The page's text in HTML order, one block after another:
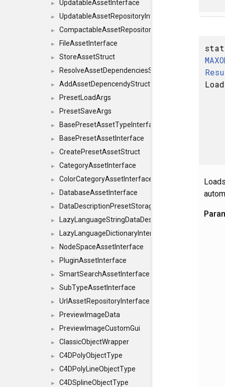
► UpdatableAssetInterface
► UpdatableAssetRepositoryInterface
► CompactableAssetRepositoryInterface
► FileAssetInterface
► StoreAssetStruct
► ResolveAssetDependenciesStruct
► AddAssetDepencendyStruct
► PresetLoadArgs
► PresetSaveArgs
► BasePresetAssetTypeInterface
► BasePresetAssetInterface
► CreatePresetAssetStruct
► CategoryAssetInterface
► ColorCategoryAssetInterface
► DatabaseAssetInterface
► DataDescriptionPresetStorageInterface
►
► LazyLanguageDictionaryInterface
► NodeSpaceAssetInterface
► PluginAssetInterface
► SmartSearchAssetInterface
► SubTypeAssetInterface
► UrlAssetRepositoryInterface
► PreviewImageData
► PreviewImageCustomGui
► ClassicObjectWrapper
► C4DPolyObjectType
► C4DPolyLineObjectType
► C4DSplineObjectType